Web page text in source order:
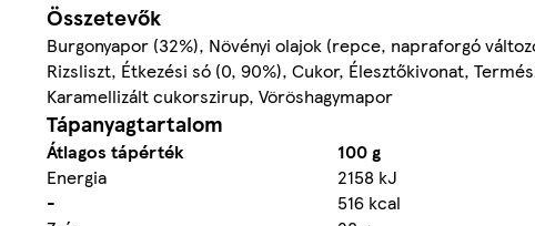
Összetevők
Burgonyapor (32%), Növényi olajok (repce, napraforgó
Rizsliszt, Étkezési só (0, 90%), Cukor, Élesztőkivonat,
Karamellizált cukorszirup, Vöröshagymapor
Tápanyagtartalom
Átlagos tápérték 100 g
Energia
2158 kJ
-
516 kcal